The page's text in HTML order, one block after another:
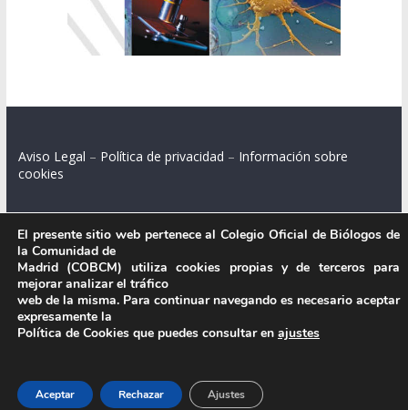
Aviso Legal – Política de privacidad – Información sobre
cookies
Colegio Oficial de Biólogos de la Comunidad de Madrid.
C/ Santa Engracia 108, 2º int.izq. 28003 Madrid.
El presente sitio web pertenece al Colegio Oficial de Biólogos de
la Comunidad de
Madrid (COBCM) utiliza cookies propias y de terceros para
mejorar analizar el tráfico
web de la misma. Para continuar navegando es necesario aceptar
expresamente la
Política de Cookies que puedes consultar en ajustes
Aceptar Rechazar Ajustes